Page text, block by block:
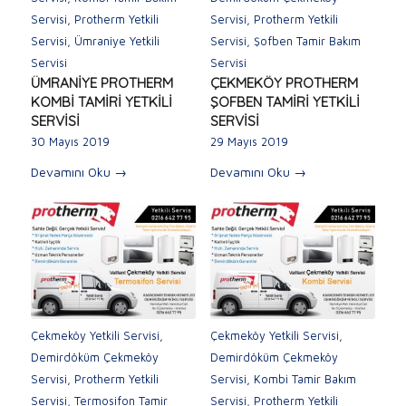
Servisi, Protherm Yetkili
Servisi, Ümraniye Yetkili
Servisi
ÜMRANİYE PROTHERM
KOMBİ TAMİRİ YETKİLİ
SERVİSİ
30 Mayıs 2019
Devamını Oku →
Servisi, Protherm Yetkili
Servisi, Şofben Tamir Bakım
Servisi
ÇEKMEKÖY PROTHERM
ŞOFBEN TAMİRİ YETKİLİ
SERVİSİ
29 Mayıs 2019
Devamını Oku →
Çekmeköy Yetkili Servisi
Demirdöküm Çekmeköy
Servisi
Protherm Yetkili
Servisi Termosifon Tamir
Çekmeköy Yetkili Servisi
Demirdöküm Çekmeköy
Servisi
Kombi Tamir Bakım
Servisi
Protherm Yetkili